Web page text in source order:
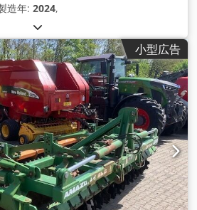
造年: 2024,
小型広告